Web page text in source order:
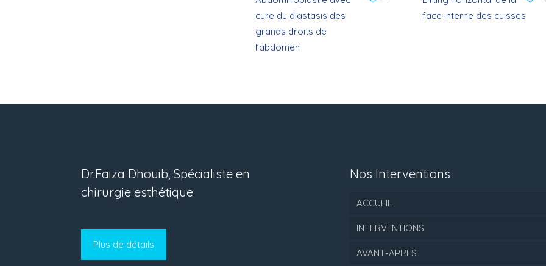
cure du diastasis des
grands droits de
l’abdomen
face interne des cuisses
Dr.Faiza Dhouib, Spécialiste en
chirurgie esthétique
Plus de détails
Nos Interventions
ACCUEIL
INTERVENTIONS
AVANT-APRES